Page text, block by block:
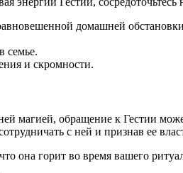
домашней
семье.
и скромности.
магией, обращение к Гестии
с ней и признав ее
она горит во время вашего